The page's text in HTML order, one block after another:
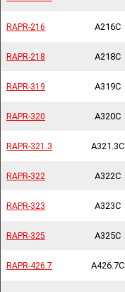
RAPR-216 A216C
RAPR-218 A218C
RAPR-319 A319C
RAPR-320 A320C
RAPR-321.3 A321.3C
RAPR-322 A322C
RAPR-323 A323C
RAPR-325 A325C
RAPR-426.7 A426.7C
RAPR-216
RAPR-218
RAPR-319
RAPR-320
RAPR-321.3
RAPR-322
RAPR-323
RAPR-325
RAPR-426.7